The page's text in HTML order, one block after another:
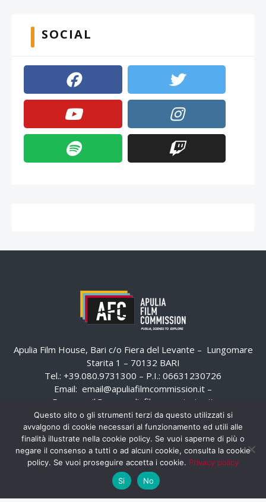
SOCIAL
Apulia Film House, Bari c/o Fiera del Levante – Lungomare
Starita 1 – 70132 BARI
Tel.: +39.080.9731300 – P.I.: 06631230726
Email: email@apuliafilmcommission.it –
Pec:
email@pec.apuliafilmcommission.it
Questo sito o gli strumenti terzi da questo utilizzati si
avvalgono di cookie necessari al funzionamento ed utili alle
finalità illustrate nella cookie policy. Se vuoi saperne di più o
negare il consenso a tutti o ad alcuni cookie, consulta la cookie
policy. Se vuoi proseguire accetta i cookie. Privacy policy
Si
No